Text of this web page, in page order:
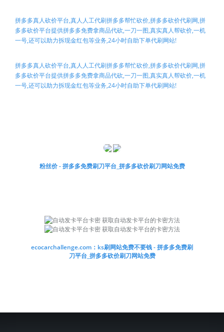
拼多多真人砍价平台,真人人工代刷拼多多帮忙砍价,拼多多砍价代刷网,拼
多多砍价平台提供拼多多免费拿商品代砍,一刀一图,真实真人帮砍价,一机
一号,还可以助力拆现金红包等业务,24小时自助下单代刷网站!
拼多多真人砍价平台,真人人工代刷拼多多帮忙砍价,拼多多砍价代刷网,拼
多多砍价平台提供拼多多免费拿商品代砍,一刀一图,真实真人帮砍价,一机
一号,还可以助力拆现金红包等业务,24小时自助下单代刷网站!
粉丝价 - 拼多多免费刷刀平台_拼多多砍价刷刀网站免费
ecocarchallenge.com：ks刷网站免费不要钱 - 拼多多免费刷
刀平台_拼多多砍价刷刀网站免费